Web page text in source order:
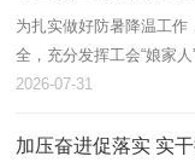
为扎实做好防暑降温工
全，充分发挥工会“娘家
展2026年“夏送清凉”慰问
2026-07-31
加压奋进促落实 实